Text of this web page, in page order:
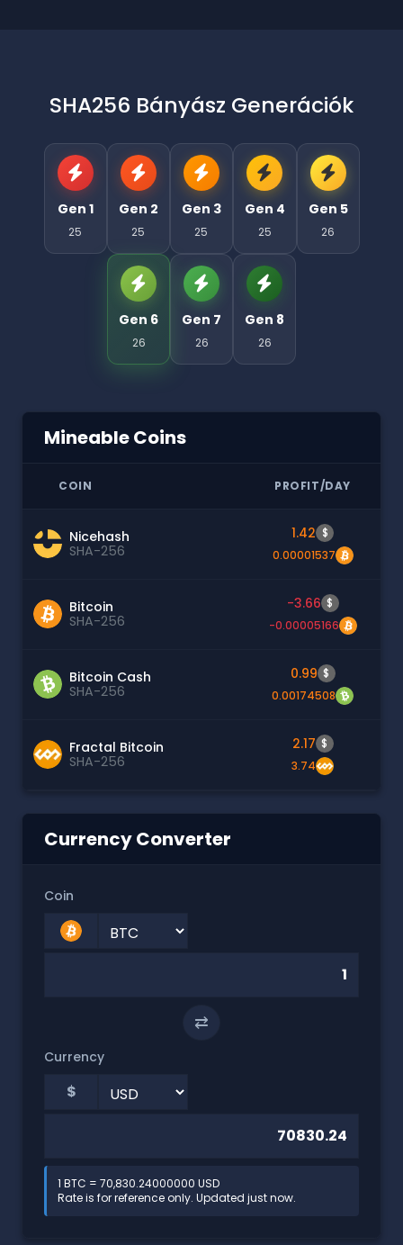
SHA256 Bányász Generációk
Gen 1
25
Gen 2
25
Gen 3
25
Gen 4
25
Gen 5
26
Gen 6
26
Gen 7
26
Gen 8
26
Mineable Coins
COIN PROFIT/DAY
Nicehash
SHA-256
1.42 $
0.00001537
Bitcoin
SHA-256
-3.66 $
-0.00005166
Bitcoin Cash
SHA-256
0.99 $
0.00174508
Fractal Bitcoin
SHA-256
2.17 $
3.74
Currency Converter
Coin
⇄
Currency
$
1 BTC = 70,830.24000000 USD
Rate is for reference only. Updated just now.